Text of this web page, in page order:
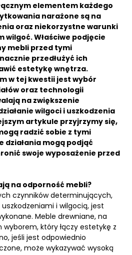
elementem każdego
narażone są na
oraz niekorzystne warunki
Właściwe podjęcie
mebli przed tymi
przedłużyć ich
estetykę wnętrza.
w tej kwestii jest wybór
oraz technologii
na zwiększenie
wilgoci i uszkodzenia
artykule przyjrzymy się,
radzić sobie z tymi
działania mogą podjąć
swoje wyposażenie przed
na odporność mebli?
czynników determinujących,
i wilgocią, jest
Meble drewniane, na
wyborem, który łączy estetykę z
jeśli jest odpowiednio
może wykazywać wysoką